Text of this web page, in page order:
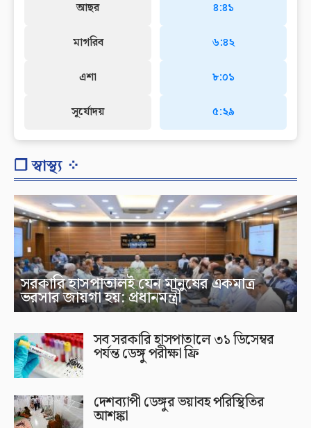
আছর
মাগরিব
এশা
সূর্যোদয়
৪:৪১
৬:৪২
৮:০১
৫:২৯
❐ স্বাস্থ্য ⁘
সরকারি হাসপাতালই যেন মানুষের একমাত্র
ভরসার জায়গা হয়: প্রধানমন্ত্রী
সব সরকারি হাসপাতালে ৩১ ডিসেম্বর
পর্যন্ত ডেঙ্গু পরীক্ষা ফ্রি
দেশব্যাপী ডেঙ্গুর ভয়াবহ পরিস্থিতির
আশঙ্কা